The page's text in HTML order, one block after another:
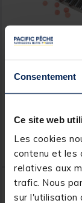
Consentement
Ce site web
Les cookies
contenu et les
relatives aux
trafic. Nous
sur l'utilisation
TEAM CARPFISHING
Table à
carpfishing
Price reduced from
24,99 €to
14,
Expédition sous
-27%